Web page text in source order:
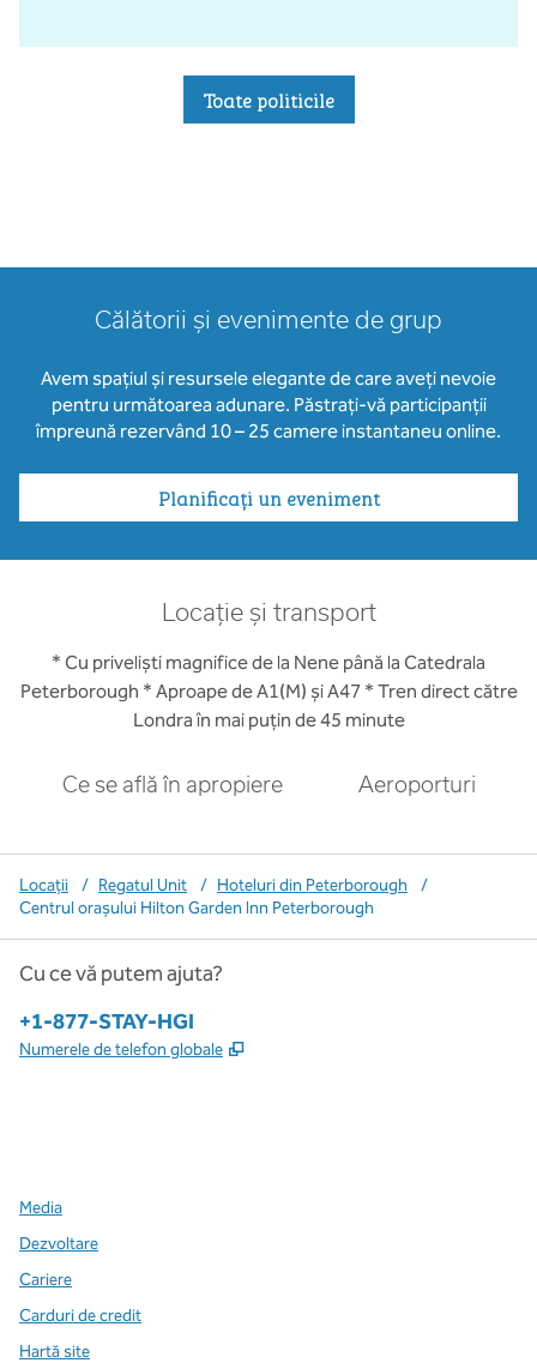
Toate politicile
Călătorii și evenimente de grup
Avem spațiul și resursele elegante de care aveți nevoie
pentru următoarea adunare. Păstrați-vă participanții
împreună rezervând 10 – 25 camere instantaneu online.
Planificați un eveniment
Locație și transport
* Cu priveliști magnifice de la Nene până la Catedrala
Peterborough * Aproape de A1(M) și A47 * Tren direct către
Londra în mai puțin de 45 minute
Ce se află în apropiere Aeroporturi
Locații / Regatul Unit / Hoteluri din Peterborough
/
Centrul orașului Hilton Garden Inn Peterborough
Cu ce vă putem ajuta?
Telefon:
+1-877-STAY-HGI
Numerele de telefon globale ,
Media
Dezvoltare
Cariere
Carduri de credit
Hartă site